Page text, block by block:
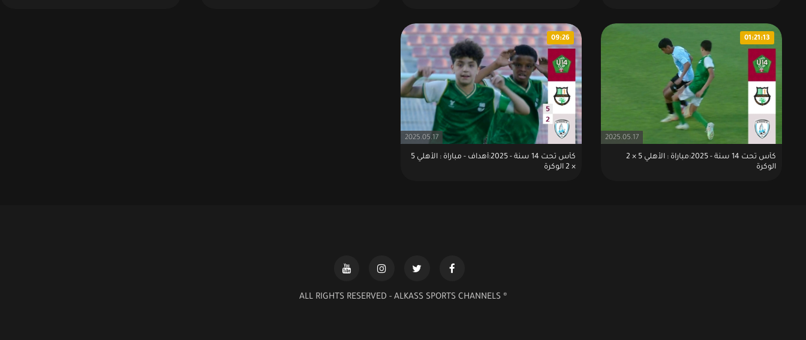
كأس تحت 14 سنة - 2025:مباراة : الأهلي 5 × 2
الوكرة
01:21:13
2025.05.17
كأس تحت 14 سنة - 2025:أهداف - مباراة : الأهلي 5
× 2 الوكرة
09:26
2025.05.17
® ALL RIGHTS RESERVED - ALKASS SPORTS CHANNELS